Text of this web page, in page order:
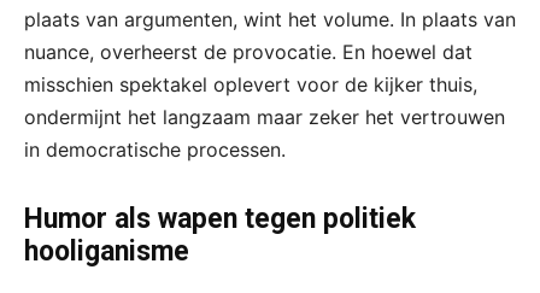
plaats van argumenten, wint het volume. In plaats van
nuance, overheerst de provocatie. En hoewel dat
misschien spektakel oplevert voor de kijker thuis,
ondermijnt het langzaam maar zeker het vertrouwen
in democratische processen.
Humor als wapen tegen politiek
hooliganisme